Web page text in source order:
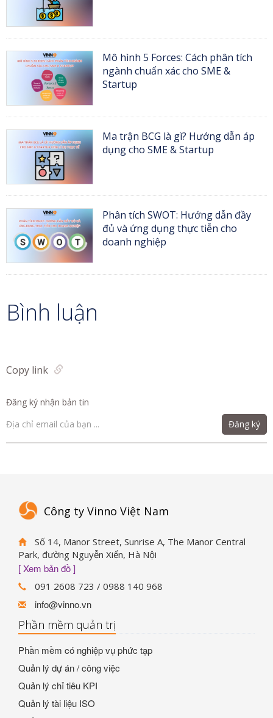
Mô hình 5 Forces: Cách phân tích
ngành chuẩn xác cho SME &
Startup
Ma trận BCG là gì? Hướng dẫn áp
dụng cho SME & Startup
Phân tích SWOT: Hướng dẫn đầy
đủ và ứng dụng thực tiễn cho
doanh nghiệp
Bình luận
Copy link
Đăng ký nhận bản tin
Đăng ký
Công ty Vinno Việt Nam
Số 14, Manor Street, Sunrise A, The Manor Central
Park, đường Nguyễn Xiển, Hà Nội
[ Xem bản đồ ]
091 2608 723 / 0988 140 968
info@vinno.vn
Phần mềm quản trị
Phần mềm có nghiệp vụ phức tạp
Quản lý dự án / công việc
Quản lý chỉ tiêu KPI
Quản lý tài liệu ISO